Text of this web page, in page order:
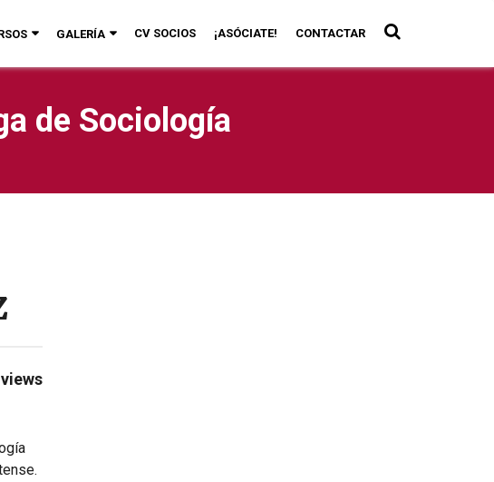
GALERÍA CV SOCIOS ¡ASÓCIATE! CONTACTAR
de Sociología
views